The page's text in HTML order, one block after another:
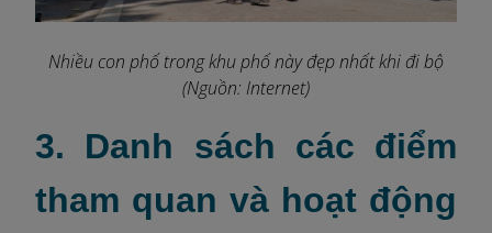
Nhiều con phố trong khu phố này đẹp nhất khi đi bộ
(Nguồn: Internet)
3. Danh sách các điểm
tham quan và hoạt động